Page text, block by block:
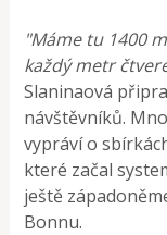
"Máme tu 1400
každý metr
Slaninaová
návštěvníků.
vypráví o
které začal
ještě
Bonnu.